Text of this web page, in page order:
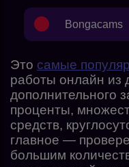
Bongacams
Это самые
работы онлайн из
дополнительного
проценты,
средств,
главное —
большим